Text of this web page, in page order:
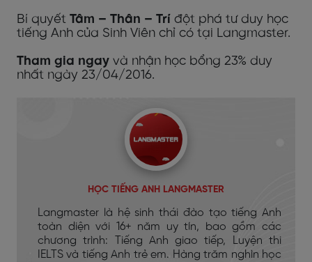
Bí quyết Tâm – Thân – Trí đột phá tư duy học
tiếng Anh của Sinh Viên chỉ có tại Langmaster.
Tham gia ngay và nhận học bổng 23% duy
nhất ngày 23/04/2016.
HỌC TIẾNG ANH LANGMASTER
Langmaster là hệ sinh thái đào tạo tiếng Anh
toàn diện với 16+ năm uy tín, bao gồm các
chương trình: Tiếng Anh giao tiếp, Luyện thi
IELTS và tiếng Anh trẻ em. Hàng trăm nghìn học